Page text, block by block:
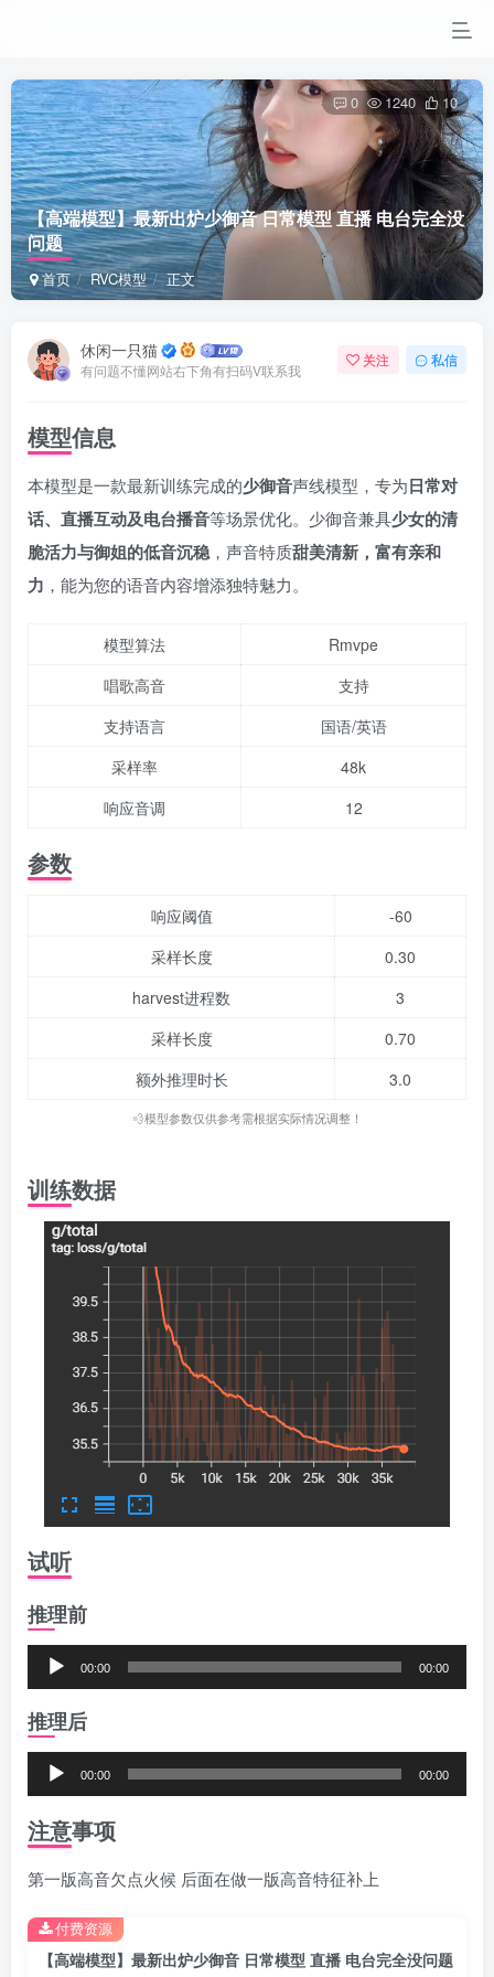
【高端模型】最新出炉少御音 日常模型 直播 电台完全没
问题
首页 RVC模型 正文
0 1240 10
休闲一只猫
有问题不懂网站右下角有扫码V联系我
关注 私信
模型信息
本模型是一款最新训练完成的少御音声线模型，专为日常对
话、直播互动及电台播音等场景优化。少御音兼具少女的清
脆活力与御姐的低音沉稳 ，声音特质甜美清新，富有亲和
力 ，能为您的语音内容增添独特魅力。
模型算法
Rmvpe
唱歌高音
支持
支持语言
国语/英语
采样率
48k
响应音调
12
参数
响应阈值
-60
采样长度
0.30
harvest进程数
3
采样长度
0.70
额外推理时长
3.0
💨模型参数仅供参考需根据实际情况调整！
训练数据
试听
推理前
频
播
放
器
00:00 00:00
推理后
频
播
00:00 00:00
注意事项
第一版高音欠点火候 后面在做一版高音特征补上
【高端模型】最新出炉少御音 日常模型 直播 电台完全没问题
付费资源